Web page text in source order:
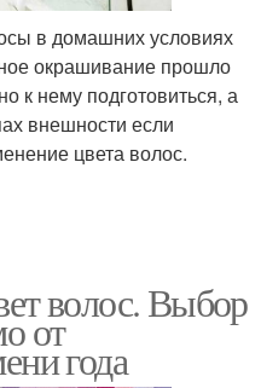
в домашних условиях
окрашивание прошло
к нему подготовиться, а
внешности если
цвета волос.
волос. Выбор
от
года